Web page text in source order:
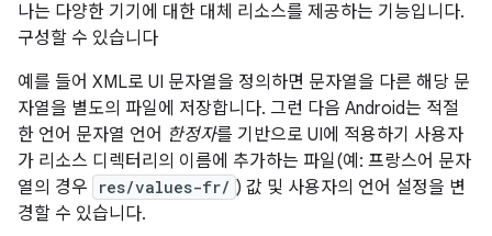
나는 다양한 기기에 대한 대체 리소스를 제공하는 기능입니다.
구성할 수 있습니다
예를 들어 XML로 UI 문자열을 정의하면 문자열을 다른 해당 문
자열을 별도의 파일에 저장합니다. 그런 다음 Android는 적절
한 언어 문자열 언어 한정자를 기반으로 UI에 적용하기 사용자
가 리소스 디렉터리의 이름에 추가하는 파일(예: 프랑스어 문자
열의 경우
res/values-fr/ ) 값 및 사용자의 언어 설정을 변
경할 수 있습니다.